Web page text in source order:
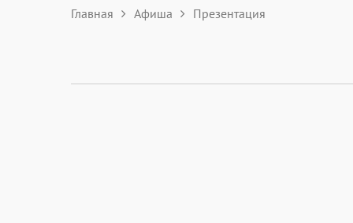
Главная Афиша Презентация